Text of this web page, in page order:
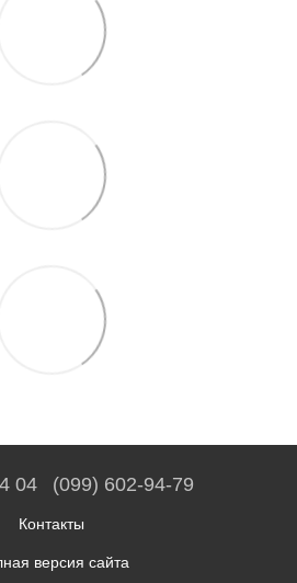
04 (099) 602-94-79
Контакты
версия сайта